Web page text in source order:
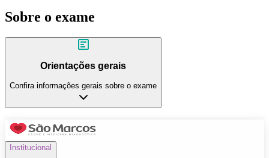
Sobre o exame
Orientações gerais
Confira informações gerais sobre o exame
Institucional